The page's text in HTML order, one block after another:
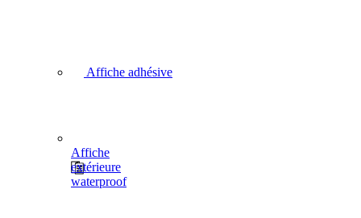
Affiche
extérieure
waterproof
Affiche adhésive